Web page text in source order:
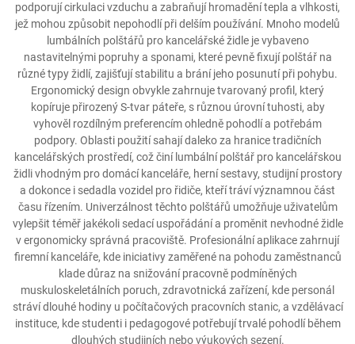
podporují cirkulaci vzduchu a zabraňují hromadění tepla a vlhkosti,
jež mohou způsobit nepohodlí při delším používání. Mnoho modelů
lumbálních polštářů pro kancelářské židle je vybaveno
nastavitelnými popruhy a sponami, které pevně fixují polštář na
různé typy židlí, zajišťují stabilitu a brání jeho posunutí při pohybu.
Ergonomický design obvykle zahrnuje tvarovaný profil, který
kopíruje přirozený S-tvar páteře, s různou úrovní tuhosti, aby
vyhověl rozdílným preferencím ohledně pohodlí a potřebám
podpory. Oblasti použití sahají daleko za hranice tradičních
kancelářských prostředí, což činí lumbální polštář pro kancelářskou
židli vhodným pro domácí kanceláře, herní sestavy, studijní prostory
a dokonce i sedadla vozidel pro řidiče, kteří tráví významnou část
času řízením. Univerzálnost těchto polštářů umožňuje uživatelům
vylepšit téměř jakékoli sedací uspořádání a proměnit nevhodné židle
v ergonomicky správná pracoviště. Profesionální aplikace zahrnují
firemní kanceláře, kde iniciativy zaměřené na pohodu zaměstnanců
klade důraz na snižování pracovně podmíněných
muskuloskeletálních poruch, zdravotnická zařízení, kde personál
stráví dlouhé hodiny u počítačových pracovních stanic, a vzdělávací
instituce, kde studenti i pedagogové potřebují trvalé pohodlí během
dlouhých studijních nebo výukových sezení.